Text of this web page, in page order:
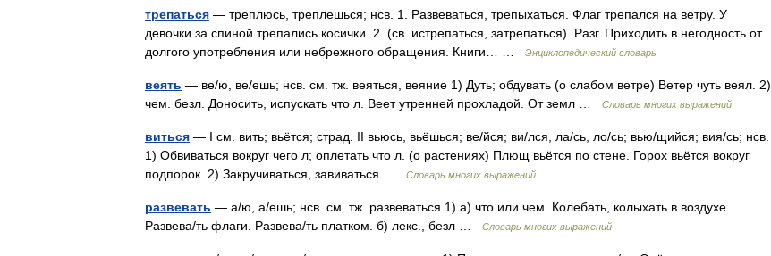
трепаться — треплюсь, треплешься; нсв. 1. Развеваться, трепыхаться. Флаг трепался на ветру. У
девочки за спиной трепались косички. 2. (св. истрепаться, затрепаться). Разг. Приходить в негодность от
долгого употребления или небрежного обращения. Книги… …
Энциклопедический словарь
веять — ве/ю, ве/ешь; нсв. см. тж. веяться, веяние 1) Дуть; обдувать (о слабом ветре) Ветер чуть веял. 2)
чем. безл. Доносить, испускать что л. Веет утренней прохладой. От земл …
Словарь многих выражений
виться — I см. вить; вьётся; страд. II вьюсь, вьёшься; ве/йся; ви/лся, ла/сь, ло/сь; вью/щийся; вия/сь; нсв.
1) Обвиваться вокруг чего л; оплетать что л. (о растениях) Плющ вьётся по стене. Горох вьётся вокруг
подпорок. 2) Закручиваться, завиваться …
Словарь многих выражений
развевать — а/ю, а/ешь; нсв. см. тж. развеваться 1) а) что или чем. Колебать, колыхать в воздухе.
Развева/ть флаги. Развева/ть платком. б) лекс., безл …
Словарь многих выражений